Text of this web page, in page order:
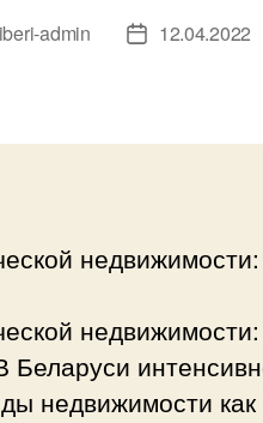
admin
Дата12.04.2022
Беларуси
недвижимости